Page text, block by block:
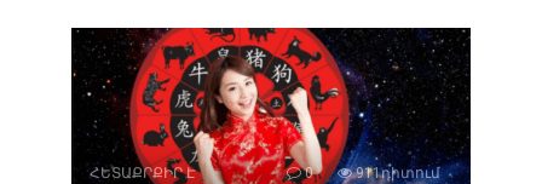
ՀԵՏԱՔՐՔԻՐ Է 0 911դիտում